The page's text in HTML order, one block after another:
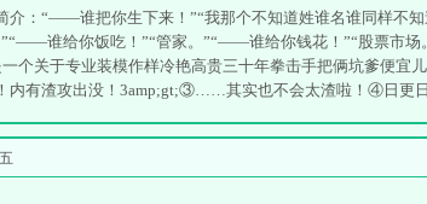
介：“——谁把你生下来！”“我那个不知道姓谁名谁同样不
”“——谁给你饭吃！”“管家。”“——谁给你钱花！”“股票
个关于专业装模作样冷艳高贵三十年拳击手把俩坑爹便
内有渣攻出没！3amp;gt;③……其实也不会太渣啦！④日更